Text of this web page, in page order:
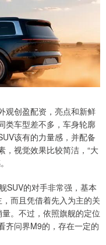
观创盈配资，亮点和新鲜
类车型差不多，车身轮廓
该有的力量感，并配备
，视觉效果比较简洁，“大
SUV的对手非常强，基本
而且凭借着先入为主的关
。不过，依照旗舰的定位
齐问界M9的，存在一定的